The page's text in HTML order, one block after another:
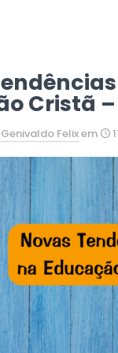
Cristã
Genivaldo Felixem